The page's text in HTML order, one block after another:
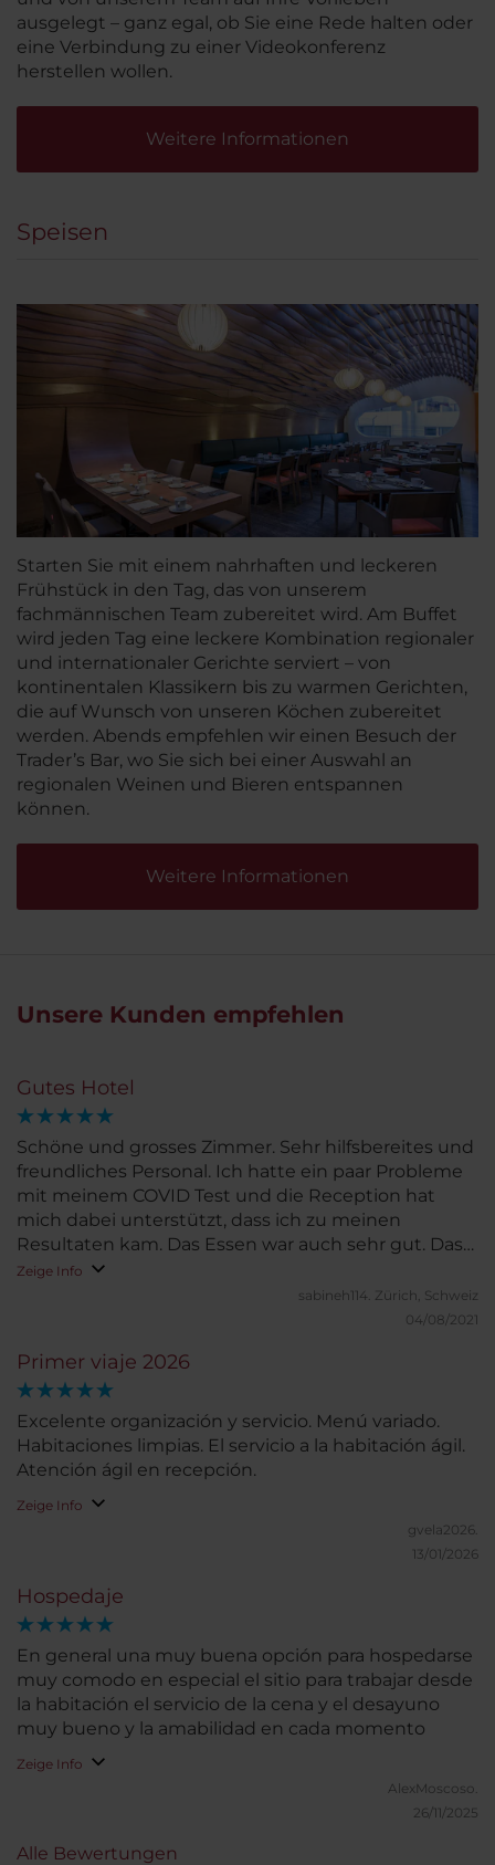
ausgelegt – ganz egal, ob Sie eine Rede halten oder
eine Verbindung zu einer Videokonferenz
herstellen wollen.
Weitere Informationen
Speisen
Starten Sie mit einem nahrhaften und leckeren
Frühstück in den Tag, das von unserem
fachmännischen Team zubereitet wird. Am Buffet
wird jeden Tag eine leckere Kombination regionaler
und internationaler Gerichte serviert – von
kontinentalen Klassikern bis zu warmen Gerichten,
die auf Wunsch von unseren Köchen zubereitet
werden. Abends empfehlen wir einen Besuch der
Trader’s Bar, wo Sie sich bei einer Auswahl an
regionalen Weinen und Bieren entspannen
können.
Weitere Informationen
Unsere Kunden empfehlen
Gutes Hotel
Schöne und grosses Zimmer. Sehr hilfsbereites und
freundliches Personal. Ich hatte ein paar Probleme
mit meinem COVID Test und die Reception hat
mich dabei unterstützt, dass ich zu meinen
Resultaten kam. Das Essen war auch sehr gut. Das
WIFI war super schnell. Ich werde sicher
wiederkommen, wenn ich wieder in Quito bin.
Zeige Info
sabineh114. Zürich, Schweiz
04/08/2021
Primer viaje 2026
Excelente organización y servicio. Menú variado.
Habitaciones limpias. El servicio a la habitación ágil.
Atención ágil en recepción.
Zeige Info
gvela2026.
13/01/2026
Hospedaje
En general una muy buena opción para hospedarse
muy comodo en especial el sitio para trabajar desde
la habitación el servicio de la cena y el desayuno
muy bueno y la amabilidad en cada momento
Zeige Info
AlexMoscoso.
26/11/2025
Alle Bewertungen